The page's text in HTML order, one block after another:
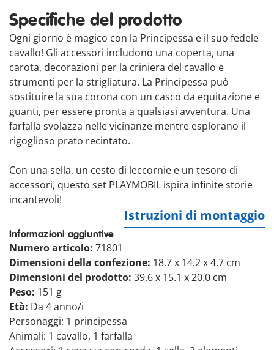
Specifiche del prodotto
Ogni giorno è magico con la Principessa e il suo fedele
cavallo! Gli accessori includono una coperta, una
carota, decorazioni per la criniera del cavallo e
strumenti per la strigliatura. La Principessa può
sostituire la sua corona con un casco da equitazione e
guanti, per essere pronta a qualsiasi avventura. Una
farfalla svolazza nelle vicinanze mentre esplorano il
rigoglioso prato recintato.
Con una sella, un cesto di leccornie e un tesoro di
accessori, questo set PLAYMOBIL ispira infinite storie
incantevoli!
Istruzioni di montaggio
Informazioni aggiuntive
Numero articolo: 71801
Dimensioni della confezione: 18.7 x 14.2 x 4.7 cm
Dimensioni del prodotto: 39.6 x 15.1 x 20.0 cm
Peso: 151 g
Età: Da 4 anno/i
Personaggi: 1 principessa
Animali: 1 cavallo, 1 farfalla